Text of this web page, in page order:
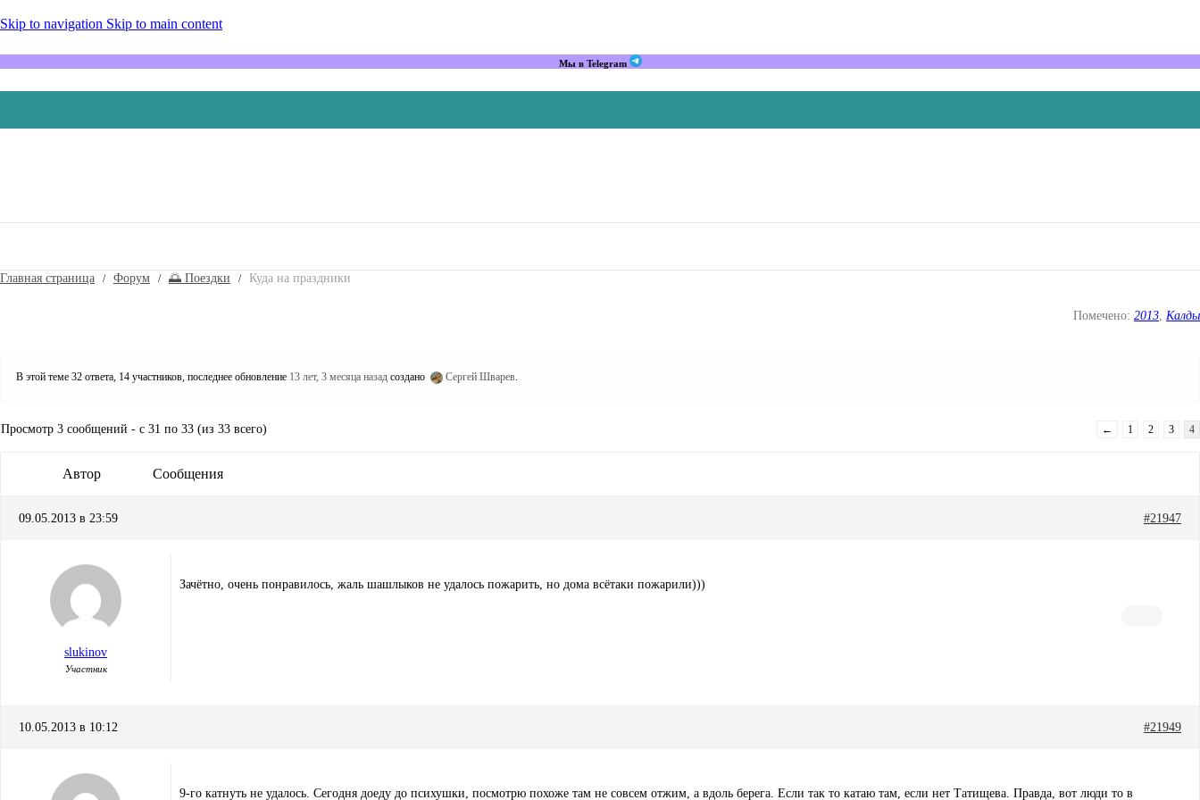
Skip to navigation Skip to main content
Мы в Telegram
Главная страница Форум 🌅 Поездки Куда на праздники
Помечено: 2013 Калды
В этой теме 32 ответа, 14 участников, последнее обновление 13 лет, 3 месяца назад создано Сергей Шварев.
Просмотр 3 сообщений - с 31 по 33 (из 33 всего) ← 1 2 3 4
Автор Сообщения
09.05.2013 в 23:59 #21947
slukinov
Участник
Зачётно, очень понравилось, жаль шашлыков не удалось пожарить, но дома всётаки пожарили)))
10.05.2013 в 10:12 #21949
9-го катнуть не удалось. Сегодня доеду до психушки, посмотрю похоже там не совсем отжим, а вдоль берега. Если так то катаю там, если нет Татищева. Правда, вот люди то в